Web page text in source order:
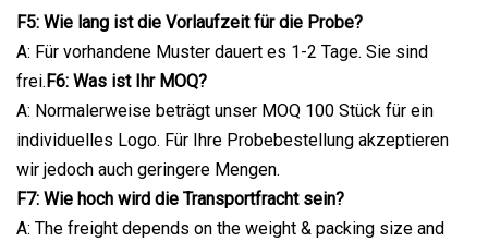
F5: Wie lang ist die Vorlaufzeit für die Probe?
A: Für vorhandene Muster dauert es 1-2 Tage. Sie sind
frei.F6: Was ist Ihr MOQ?
A: Normalerweise beträgt unser MOQ 100 Stück für ein
individuelles Logo. Für Ihre Probebestellung akzeptieren
wir jedoch auch geringere Mengen.
F7: Wie hoch wird die Transportfracht sein?
A: The freight depends on the weight & packing size and